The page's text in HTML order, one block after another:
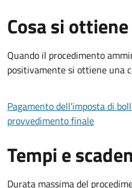
Cosa si ottiene
Quando il procedimento
positivamente si ottiene una
Pagamento dell'imposta di
provvedimento finale
Tempi e
Durata massima del